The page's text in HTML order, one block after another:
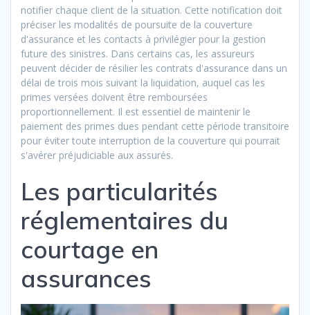
notifier chaque client de la situation. Cette notification doit
préciser les modalités de poursuite de la couverture
d'assurance et les contacts à privilégier pour la gestion
future des sinistres. Dans certains cas, les assureurs
peuvent décider de résilier les contrats d'assurance dans un
délai de trois mois suivant la liquidation, auquel cas les
primes versées doivent être remboursées
proportionnellement. Il est essentiel de maintenir le
paiement des primes dues pendant cette période transitoire
pour éviter toute interruption de la couverture qui pourrait
s'avérer préjudiciable aux assurés.
Les particularités
réglementaires du
courtage en
assurances